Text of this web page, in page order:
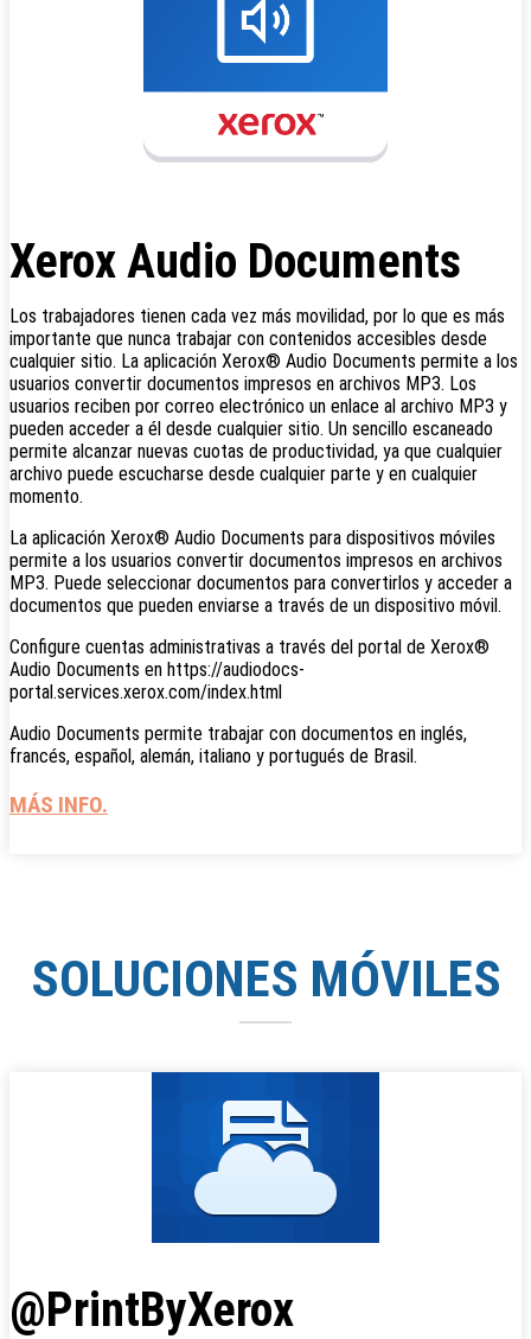
Xerox Audio Documents
Los trabajadores tienen cada vez más movilidad, por lo que es más
importante que nunca trabajar con contenidos accesibles desde
cualquier sitio. La aplicación Xerox® Audio Documents permite a los
usuarios convertir documentos impresos en archivos MP3. Los
usuarios reciben por correo electrónico un enlace al archivo MP3 y
pueden acceder a él desde cualquier sitio. Un sencillo escaneado
permite alcanzar nuevas cuotas de productividad, ya que cualquier
archivo puede escucharse desde cualquier parte y en cualquier
momento.
La aplicación Xerox® Audio Documents para dispositivos móviles
permite a los usuarios convertir documentos impresos en archivos
MP3. Puede seleccionar documentos para convertirlos y acceder a
documentos que pueden enviarse a través de un dispositivo móvil.
Configure cuentas administrativas a través del portal de Xerox®
Audio Documents en https://audiodocs-
portal.services.xerox.com/index.html
Audio Documents permite trabajar con documentos en inglés,
francés, español, alemán, italiano y portugués de Brasil.
MÁS INFO.
SOLUCIONES MÓVILES
@PrintByXerox